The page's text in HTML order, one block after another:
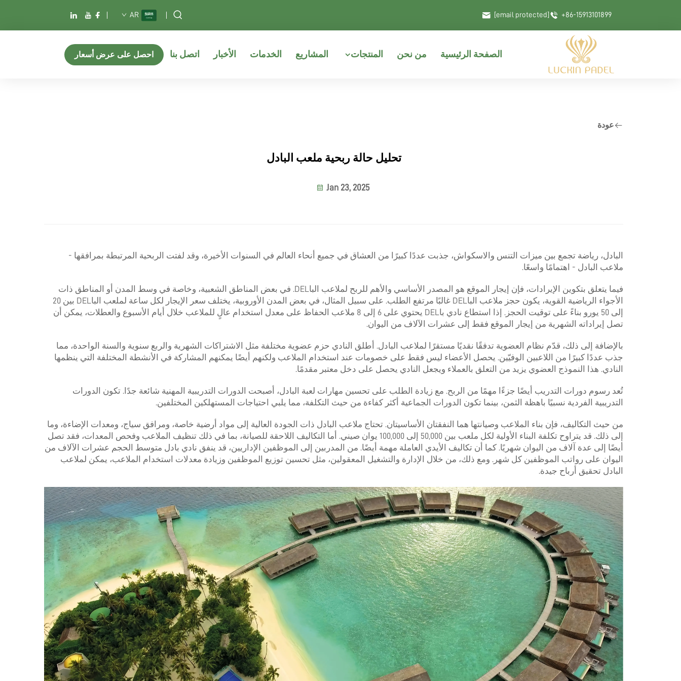
+86-15913101899
[email protected]
AR
الصفحة الرئيسية من نحن المنتجات المشاريع الخدمات الأخبار اتصل بنا احصل على عرض أسعار
عودة
تحليل حالة ربحية ملعب البادل
Jan 23, 2025
البادل، رياضة تجمع بين ميزات التنس والاسكواش، جذبت عددًا كبيرًا من العشاق في جميع أنحاء العالم في السنوات الأخيرة، وقد لفتت الربحية المرتبطة بمرافقها -
ملاعب البادل - اهتمامًا واسعًا.
فيما يتعلق بتكوين الإيرادات، فإن إيجار الموقع هو المصدر الأساسي والأهم للربح لملاعب الباDEL. في بعض المناطق الشعبية، وخاصة في وسط المدن أو المناطق ذات
الأجواء الرياضية القوية، يكون حجز ملاعب الباDEL غالبًا مرتفع الطلب. على سبيل المثال، في بعض المدن الأوروبية، يختلف سعر الإيجار لكل ساعة لملعب الباDEL بين 20
إلى 50 يورو بناءً على توقيت الحجز. إذا استطاع نادي باDEL يحتوي على 6 إلى 8 ملاعب الحفاظ على معدل استخدام عالٍ للملاعب خلال أيام الأسبوع والعطلات، يمكن أن
تصل إيراداته الشهرية من إيجار الموقع فقط إلى عشرات الآلاف من اليوان.
بالإضافة إلى ذلك، قدّم نظام العضوية تدفقًا نقديًا مستقرًا لملاعب البادل. أطلق النادي حزم عضوية مختلفة مثل الاشتراكات الشهرية والربع سنوية والسنة الواحدة، مما
جذب عددًا كبيرًا من اللاعبين الوفيّين. يحصل الأعضاء ليس فقط على خصومات عند استخدام الملاعب ولكنهم أيضًا يمكنهم المشاركة في الأنشطة المختلفة التي ينظمها
النادي. هذا النموذج العضوي يزيد من التعلق بالعملاء ويجعل النادي يحصل على دخل معتبر مقدمًا.
تُعد رسوم دورات التدريب أيضًا جزءًا مهمًا من الربح. مع زيادة الطلب على تحسين مهارات لعبة البادل، أصبحت الدورات التدريبية المهنية شائعة جدًا. تكون الدورات
التدريبية الفردية نسبيًا باهظة الثمن، بينما تكون الدورات الجماعية أكثر كفاءة من حيث التكلفة، مما يلبي احتياجات المستهلكين المختلفين.
من حيث التكاليف، فإن بناء الملاعب وصيانتها هما النفقتان الأساسيتان. تحتاج ملاعب البادل ذات الجودة العالية إلى مواد أرضية خاصة، ومرافق سياج، ومعدات الإضاءة، وما
إلى ذلك. قد يتراوح تكلفة البناء الأولية لكل ملعب بين 50,000 إلى 100,000 يوان صيني. أما التكاليف اللاحقة للصيانة، بما في ذلك تنظيف الملاعب وفحص المعدات، فقد تصل
أيضًا إلى عدة آلاف من اليوان شهريًا. كما أن تكاليف الأيدي العاملة مهمة أيضًا. من المدربين إلى الموظفين الإداريين، قد ينفق نادي بادل متوسط الحجم عشرات الآلاف من
اليوان على رواتب الموظفين كل شهر. ومع ذلك، من خلال الإدارة والتشغيل المعقولين، مثل تحسين توزيع الموظفين وزيادة معدلات استخدام الملاعب، يمكن لملاعب
البادل تحقيق أرباح جيدة.